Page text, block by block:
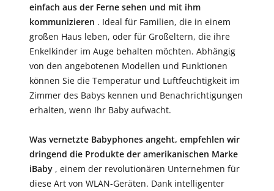
einfach aus der Ferne sehen und mit ihm
kommunizieren . Ideal für Familien, die in einem
großen Haus leben, oder für Großeltern, die ihre
Enkelkinder im Auge behalten möchten. Abhängig
von den angebotenen Modellen und Funktionen
können Sie die Temperatur und Luftfeuchtigkeit im
Zimmer des Babys kennen und Benachrichtigungen
erhalten, wenn Ihr Baby aufwacht.
Was vernetzte Babyphones angeht, empfehlen wir
dringend die Produkte der amerikanischen Marke
iBaby , einem der revolutionären Unternehmen für
diese Art von WLAN-Geräten. Dank intelligenter